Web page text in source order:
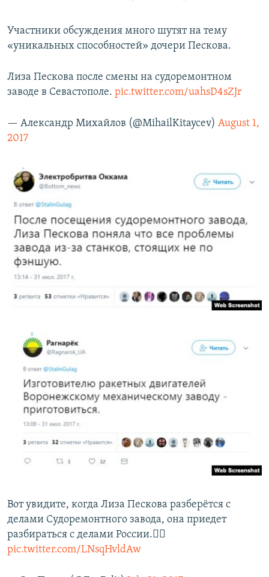
Участники обсуждения много шутят на тему
«уникальных способностей» дочери Пескова.
Лиза Пескова после смены на судоремонтном
заводе в Севастополе. pic.twitter.com/uahsD4sZJr
— Александр Михайлов (@MihailKitaycev) August 1,
2017
Вот увидите, когда Лиза Пескова разберётся с
делами Судоремонтного завода, она приедет
разбираться с делами России.☝🏻
pic.twitter.com/LNsqHvldAw